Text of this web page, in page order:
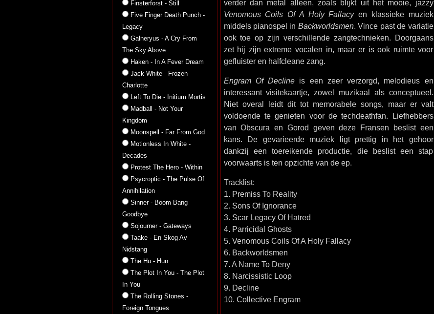
Finsterforst - Still
Five Finger Death Punch -
Legacy
Galneryus - A Cry From
The Sky Above
Haken - In A Fever Dream
Jack White - Frozen
Charlotte
Left To Die - Initium Mortis
Madball - Not Your
Kingdom
Moonspell - Far From God
Motionless In White -
Decades
Protest The Hero - Within
Psycroptic - The Pulse Of
Annihilation
Sinner - Boom Bang
Goodbye
Sojourner - Gateways
Taake - En Skog Av
Nidstang
The Hu - Hun
The Plot In You - The Plot
In You
The Rolling Stones -
Foreign Tongues
verder dan metal alleen, zoals blijkt uit het mooie, jazzy
Venomous Coils Of A Holy Fallacyen klassieke muziek
middels pianospel in Backworldsmen. Vince past de variatie
ook toe op zijn verschillende zangtechnieken. Doorgaans
zet hij zijn extreme vocalen in, maar er is ook ruimte voor
gefluister en halfcleane zang.
Engram Of Decline is een zeer verzorgd, melodieus en
interessant visitekaartje, zowel muzikaal als conceptueel.
Niet overal leidt dit tot memorabele songs, maar er valt
voldoende te genieten voor de techdeathfan. Liefhebbers
van Obscura en Gorod geven deze Fransen beslist een
kans. De gevarieerde muziek ligt prettig in het gehoor
dankzij een toereikende productie, die beslist een stap
voorwaarts is ten opzichte van de ep.
Tracklist:
1. Premiss To Reality
2. Sons Of Ignorance
3. Scar Legacy Of Hatred
4. Parricidal Ghosts
5. Venomous Coils Of A Holy Fallacy
6. Backworldsmen
7. A Name To Deny
8. Narcissistic Loop
9. Decline
10. Collective Engram